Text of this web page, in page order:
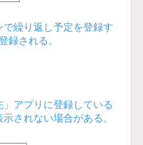
繰り返し予定を登録す
録される。
アプリに登録している
されない場合がある。